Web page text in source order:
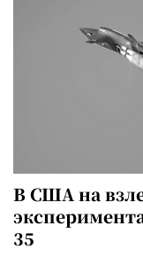
В США на
35